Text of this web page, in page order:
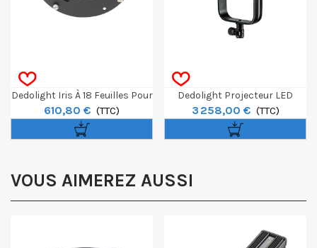
Dedolight Iris À 18 Feuilles Pour
Projecteurs DP400, DP1200
610,80 € (TTC)
Dedolight Projecteur LED
DLED10-D Lumière Du Jour
Avec Softcase
3 258,00 € (TTC)
VOUS AIMEREZ AUSSI